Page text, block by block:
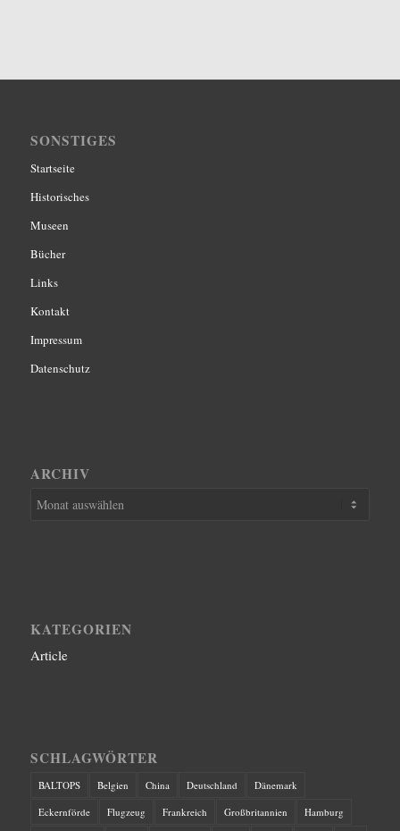
SONSTIGES
Startseite
Historisches
Museen
Bücher
Links
Kontakt
Impressum
Datenschutz
ARCHIV
KATEGORIEN
Article
SCHLAGWÖRTER
BALTOPS Belgien China Deutschland
Dänemark
Eckernförde
Flugzeug Frankreich Großbritannien Hamburg